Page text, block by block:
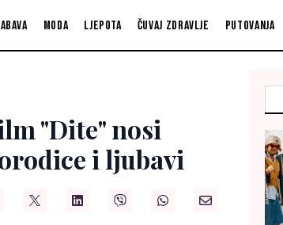
Moda Ljepota Čuvaj zdravlje Putovanja
"Dite" nosi
i ljubavi